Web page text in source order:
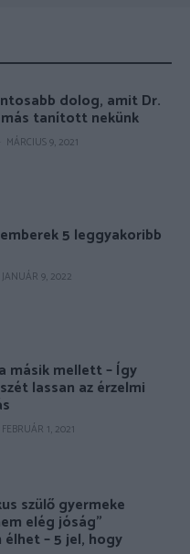
dolog, amit Dr.
tanított nekünk
MÁRCIUS 9, 2021
5 leggyakoribb
JANUÁR 9, 2022
másik mellett – Így
lassan az érzelmi
FEBRUÁR 1, 2021
szülő gyermeke
elég jóság”
élhet – 5 jel, hogy